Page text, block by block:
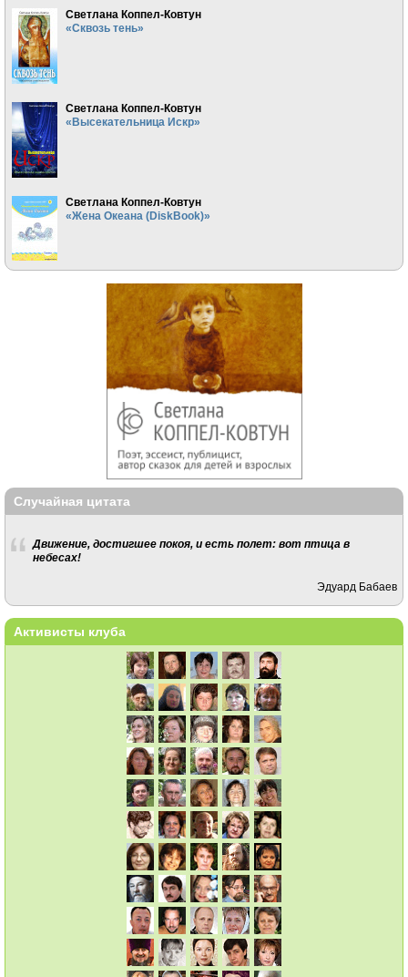
Светлана Коппел-Ковтун
«Сквозь тень»
Светлана Коппел-Ковтун
«Высекательница Искр»
Светлана Коппел-Ковтун
«Жена Океана (DiskBook)»
Случайная цитата
Движение, достигшее покоя, и есть полет: вот птица в
небесах!
Эдуард Бабаев
Активисты клуба